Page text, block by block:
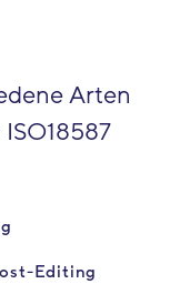
Arten
Editing